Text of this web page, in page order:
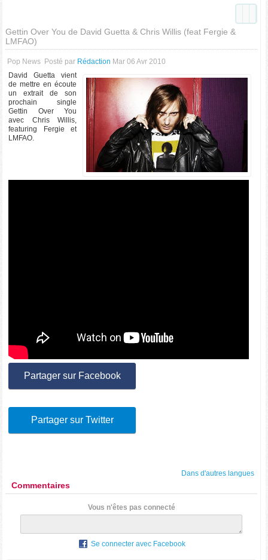
Gettin Over You de David Guetta & Chris Willis (feat Fergie &
LMFAO)
Pop News Posté par Rédaction Mar 06 Avr 2010
David Guetta vient
de mettre en écoute
un extrait de son
prochain single
Gettin Over You
avec Chris Willis,
featuring Fergie et
LMFAO.
Partager sur Facebook
Partager sur Twitter
Dans d'autres langues
Commentaires
Vous n'êtes pas connecté
Se connecter avec Facebook